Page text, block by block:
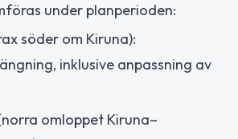
under planperioden:
söder om Kiruna):
inklusive anpassning av
omloppet Kiruna–